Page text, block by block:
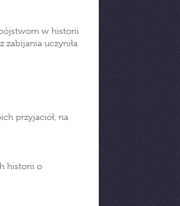
w historii
zabijania uczyniła
przyjaciół, na
historii o